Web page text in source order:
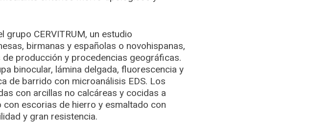
grupo CERVITRUM, un estudio
birmanas y españolas o novohispanas,
producción y procedencias geográficas.
binocular, lámina delgada, fluorescencia y
de barrido con microanálisis EDS. Los
con arcillas no calcáreas y cocidas a
escorias de hierro y esmaltado con
y gran resistencia.